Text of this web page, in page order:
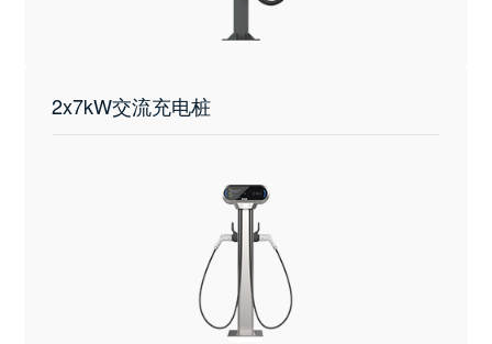
2x7kW交流充电桩